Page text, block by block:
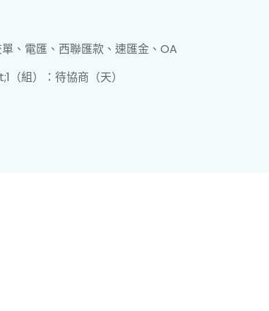
、電匯、西聯匯款、速匯金、OA
（組）：待協商（天）